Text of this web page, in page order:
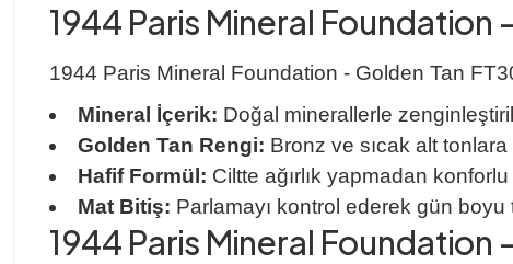
1944 Paris Mineral
1944 Paris Mineral Foundation - Golden Tan
Mineral İçerik: Doğal minerallerle
Golden Tan Rengi: Bronz ve sıcak alt
Hafif Formül: Ciltte ağırlık yapmadan
Mat Bitiş: Parlamayı kontrol ederek gün
1944 Paris Mineral Foundation